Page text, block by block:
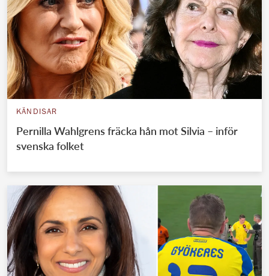
KÄNDISAR
Pernilla Wahlgrens fräcka hån mot Silvia – inför
svenska folket